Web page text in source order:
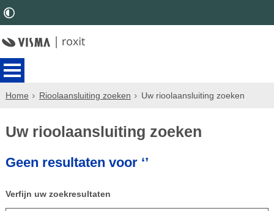
Home Rioolaansluiting zoeken Uw rioolaansluiting zoeken
Uw rioolaansluiting zoeken
Geen resultaten voor ‘’
Verfijn uw zoekresultaten